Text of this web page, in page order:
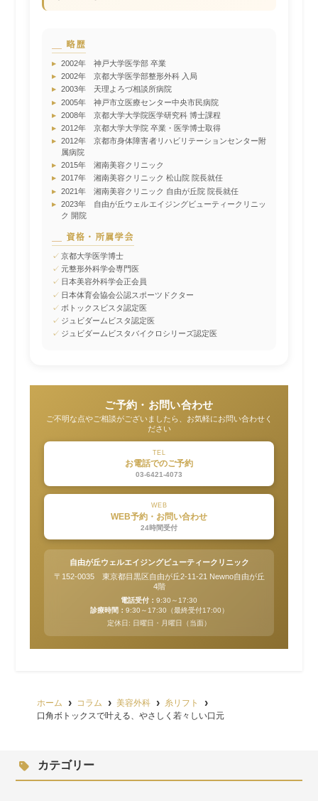
略歴
▸
2002年 神戸大学医学部 卒業
▸
2002年 京都大学医学部整形外科 入局
▸
2003年 天理よろづ相談所病院
▸
2005年 神戸市立医療センター中央市民病院
▸
2008年 京都大学大学院医学研究科 博士課程
▸
2012年 京都大学大学院 卒業・医学博士取得
▸
2012年 京都市身体障害者リハビリテーションセンター附
属病院
▸
2015年 湘南美容クリニック
▸
2017年 湘南美容クリニック 松山院 院長就任
▸
2021年 湘南美容クリニック 自由が丘院 院長就任
▸
2023年 自由が丘ウェルエイジングビューティークリニッ
ク 開院
資格・所属学会
✓ 京都大学医学博士
✓ 元整形外科学会専門医
✓ 日本美容外科学会正会員
✓ 日本体育会協会公認スポーツドクター
✓ ボトックスビスタ認定医
✓ ジュビダームビスタ認定医
✓ ジュビダームビスタバイクロシリーズ認定医
ご予約・お問い合わせ
ご不明な点やご相談がございましたら、お気軽にお問い合わせく
ださい
TEL
お電話でのご予約
03-6421-4073
WEB
WEB予約・お問い合わせ
24時間受付
自由が丘ウェルエイジングビューティークリニック
〒152-0035 東京都目黒区自由が丘2-11-21 Newno自由が丘
4階
電話受付： 9:30～17:30
診療時間： 9:30～17:30（最終受付17:00）
定休日: 日曜日・月曜日（当面）
ホーム コラム 美容外科
糸リフト
口角ボトックスで叶える、やさしく若々しい口元
カテゴリー